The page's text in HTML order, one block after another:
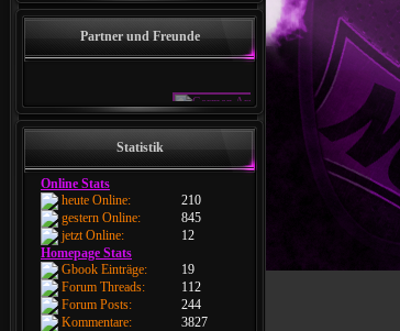
Partner und Freunde
Statistik
Online Stats
heute Online:
210
gestern Online:
845
jetzt Online:
12
Homepage Stats
Gbook Einträge:
19
Forum Threads:
112
Forum Posts:
244
Kommentare:
3827